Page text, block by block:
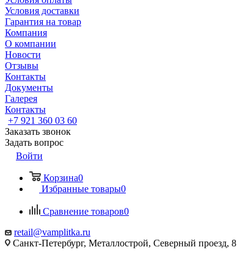
Условия доставки
Гарантия на товар
Компания
О компании
Новости
Отзывы
Контакты
Документы
Галерея
Контакты
+7 921 360 03 60
Заказать звонок
Задать вопрос
Войти
Корзина0
Избранные товары0
Сравнение товаров0
retail@vamplitka.ru
Санкт-Петербург, Металлострой, Северный проезд, 8